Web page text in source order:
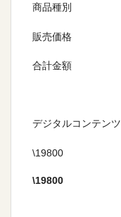
商品種別
販売価格
合計金額
デジタルコンテンツ
\19800
\19800